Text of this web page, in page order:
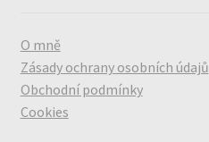
O mně
Zásady ochrany osobních údajů
Obchodní podmínky
Cookies